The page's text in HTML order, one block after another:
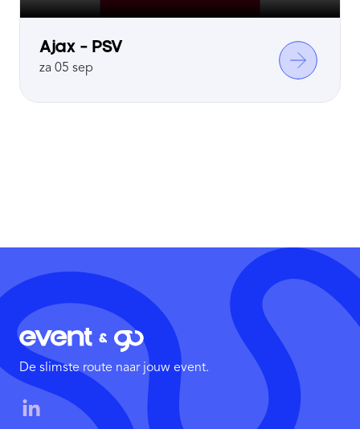
Ajax - PSV
za 05 sep
De slimste route naar jouw event.